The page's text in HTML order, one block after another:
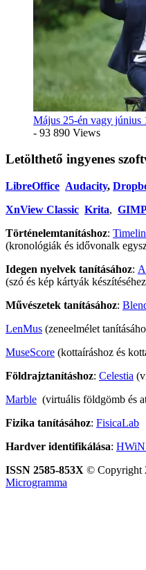
Május 25-én vagy
- 93 890 Views
Letölthető ingyenes
LibreOffice Audacity,
XnView Classic Krita,
Történelemtanításhoz:
(kronológiák és idővonalk
Idegen nyelvek tanításához:
(szó és kép kártyák
Művészetek tanításához:
LenMus (zeneelmélet
MuseScore (kottaíráshoz és
Földrajztanításhoz: Celestia
Marble (virtuális földgömb és
Fizika tanításához: FisicaLab
Hardver identifikálása:
ISSN 2585-853X © Copyright
Microgramma